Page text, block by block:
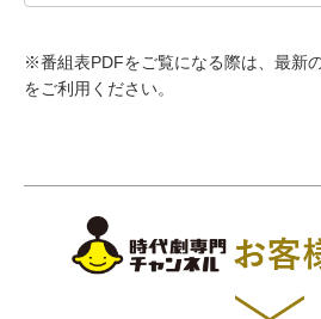
※番組表PDFをご覧になる際は、最新
をご利用ください。